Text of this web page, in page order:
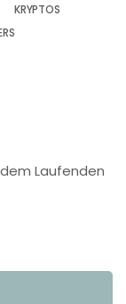
KRYPTOS
Laufenden